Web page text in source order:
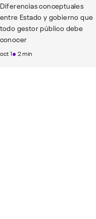
Diferencias conceptuales
entre Estado y gobierno que
todo gestor público debe
conocer
oct 1 2 min